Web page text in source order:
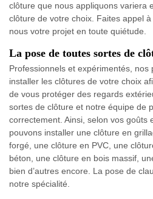
clôture que nous appliquons variera
clôture de votre choix. Faites appel
nous votre projet en toute quiétude.
La pose de toutes sortes de
Professionnels et expérimentés, nos
installer les clôtures de votre choix
de vous protéger des regards
sortes de clôture et notre équipe de
correctement. Ainsi, selon vos goûts
pouvons installer une clôture en
forgé, une clôture en PVC, une
béton, une clôture en bois massif,
bien d’autres encore. La pose de
notre spécialité.